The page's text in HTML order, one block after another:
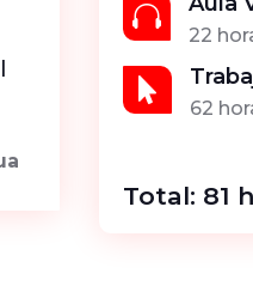

22

62
Total: 81